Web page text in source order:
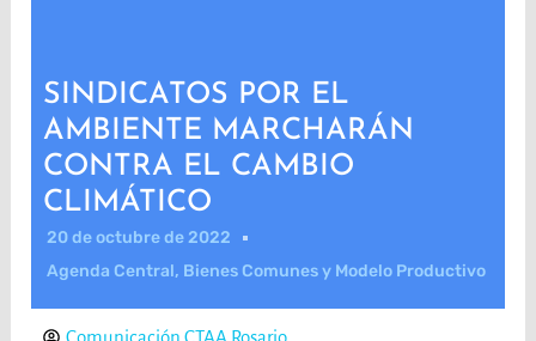
SINDICATOS POR EL
AMBIENTE MARCHARÁN
CONTRA EL CAMBIO
CLIMÁTICO
20 de octubre de 2022
Agenda Central, Bienes Comunes y Modelo Productivo
Comunicación CTAA Rosario